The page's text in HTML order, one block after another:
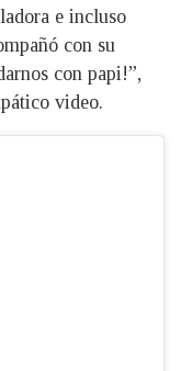
e incluso
con su
con papi!”,
video.